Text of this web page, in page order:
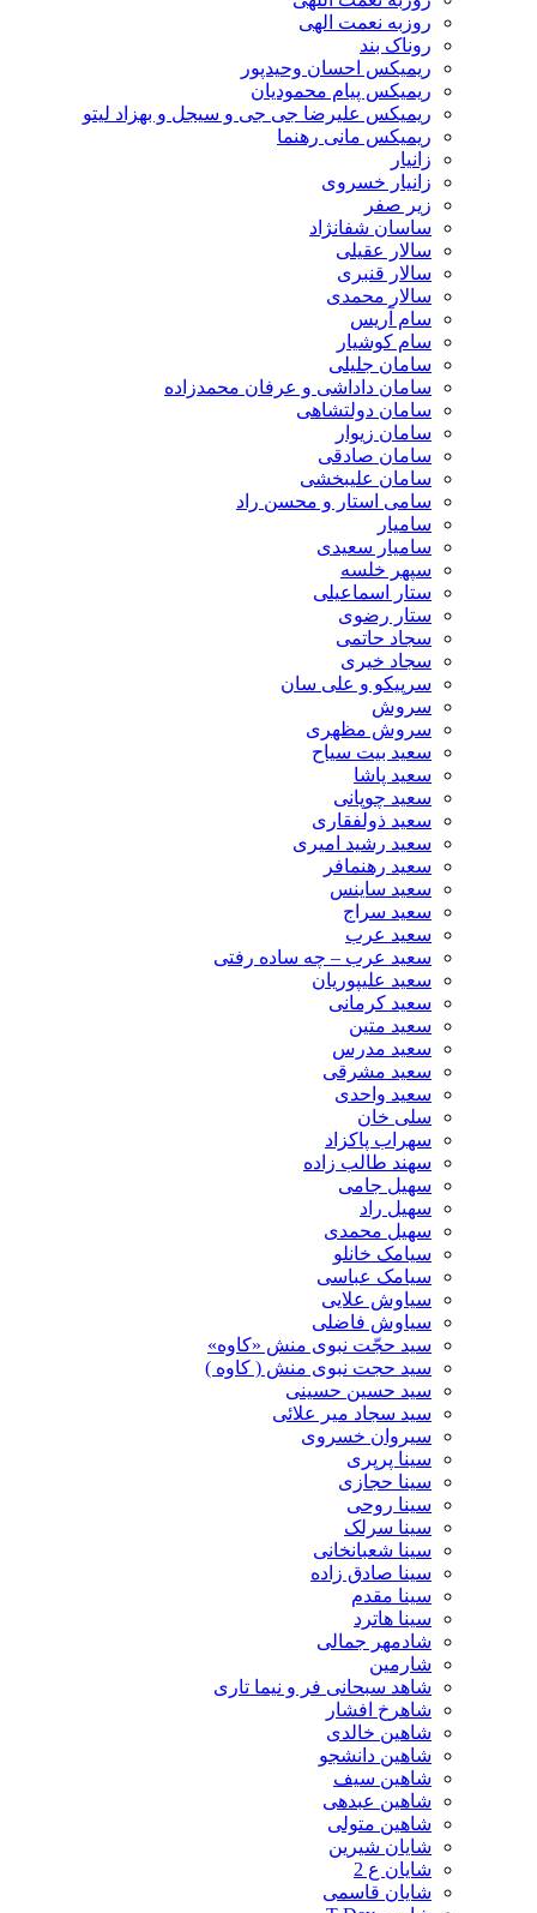
روزبه نعمت الهی
روناک بند
ریمیکس احسان وحیدپور
ریمیکس پیام محمودیان
ریمیکس علیرضا جی جی و سیجل و بهزاد لیتو
ریمیکس مانی رهنما
زانیار
زانیار خسروی
زیر صفر
ساسان شفانژاد
سالار عقیلی
سالار قنبری
سالار محمدی
سام آریس
سام کوشیار
سامان جلیلی
سامان داداشی و عرفان محمدزاده
سامان دولتشاهی
سامان زیوار
سامان صادقی
سامان علیبخشی
سامی استار و محسن راد
سامیار
سامیار سعیدی
سپهر خلسه
ستار اسماعیلی
ستار رضوی
سجاد حاتمی
سجاد خیری
سرپیکو و علی سان
سروش
سروش مظهری
سعید بیت سیاح
سعید پاشا
سعید چوپانی
سعید ذولفقاری
سعید رشید امیری
سعید رهنمافر
سعید ساینس
سعید سراج
سعید عرب
سعید عرب – چه ساده رفتی
سعید علیپوریان
سعید کرمانی
سعید متین
سعید مدرس
سعید مشرقی
سعید واحدی
سلی خان
سهراب پاکزاد
سهند طالب زاده
سهیل جامی
سهیل راد
سهیل محمدی
سیامک خانلو
سیامک عباسی
سیاوش علایی
سیاوش فاضلی
سید حجّت نبوی منش «کاوه»
سید حجت نبوی منش ( کاوه )
سید حسین حسینى
سید سجاد میر علائی
سیروان خسروی
سینا پرپری
سینا حجازی
سینا روحی
سینا سرلک
سینا شعبانخانی
سینا صادق زاده
سینا مقدم
سینا هاترد
شادمهر جمالی
شارمین
شاهد سبحانی فر و نیما تاری
شاهرخ افشار
شاهین خالدی
شاهین دانشجو
شاهین سیف
شاهین عبدهی
شاهین متولی
شایان شیرین
شایان ع 2
شایان قاسمی